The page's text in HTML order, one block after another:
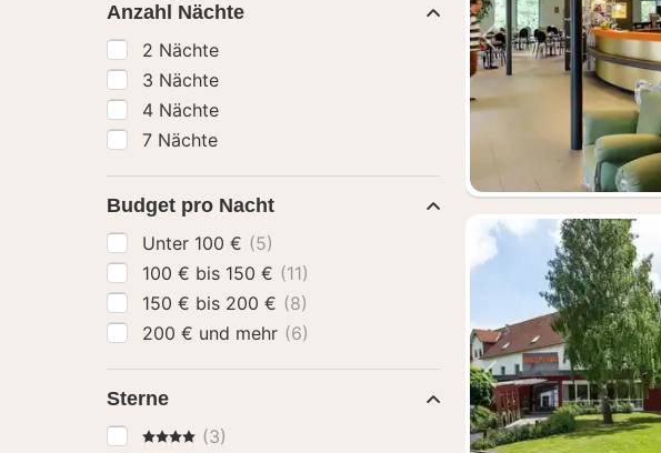
Vorheriges Bild
Vorheriges Bild
Anzahl Nächte
2 Nächte
3 Nächte
4 Nächte
7 Nächte
Budget pro Nacht
Unter 100 € (5)
100 € bis 150 € (11)
150 € bis 200 € (8)
200 € und mehr (6)
Sterne
4 Sterne(3)